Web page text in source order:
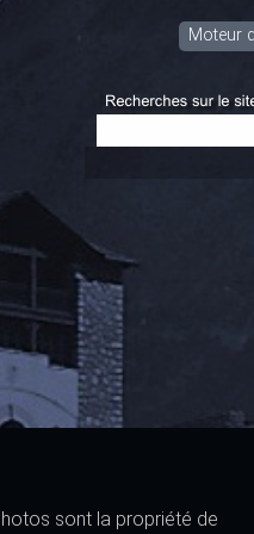
Moteur
sont la propriété de